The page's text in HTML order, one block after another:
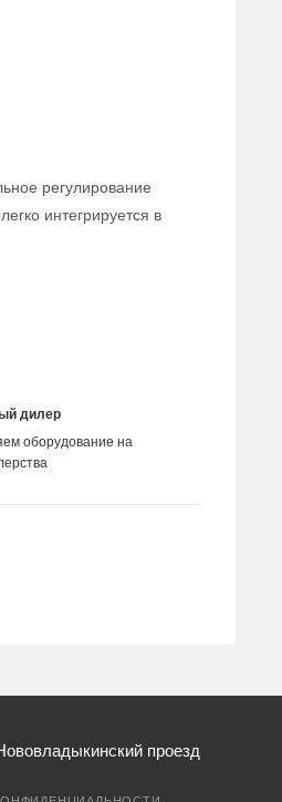
регулирование
интегрируется в
дилер
оборудование на
проезд